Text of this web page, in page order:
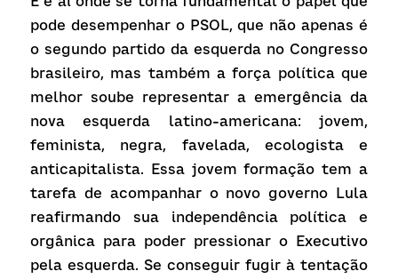
pode desempenhar o PSOL, que não apenas é
o segundo partido da esquerda no Congresso
brasileiro, mas também a força política que
melhor soube representar a emergência da
nova esquerda latino-americana: jovem,
feminista, negra, favelada, ecologista e
anticapitalista. Essa jovem formação tem a
tarefa de acompanhar o novo governo Lula
reafirmando sua independência política e
orgânica para poder pressionar o Executivo
pela esquerda. Se conseguir fugir à tentação